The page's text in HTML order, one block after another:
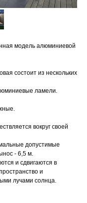
модель алюминиевой
состоит из нескольких
ламели.
вокруг своей
допустимые
- 6,5 м.
и сдвигаются в
и
лучами солнца.